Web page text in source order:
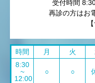
受付時間
再診の方はお
時間 月 火
8:30
~
12:00
○ ○